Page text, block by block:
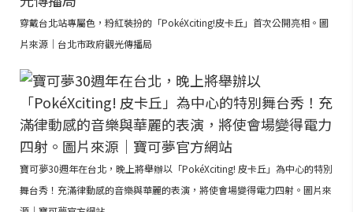
穿戴台北站專屬色，粉紅裝扮的「PokéXciting!皮卡丘」首次公開亮相。圖
片來源｜台北市政府觀光傳播局
寶可夢30週年在台北，晚上將舉辦以「PokéXciting! 皮卡丘」為中心的特別
舞台秀！充滿律動感的音樂與華麗的表演，將使會場變得電力四射。圖片來